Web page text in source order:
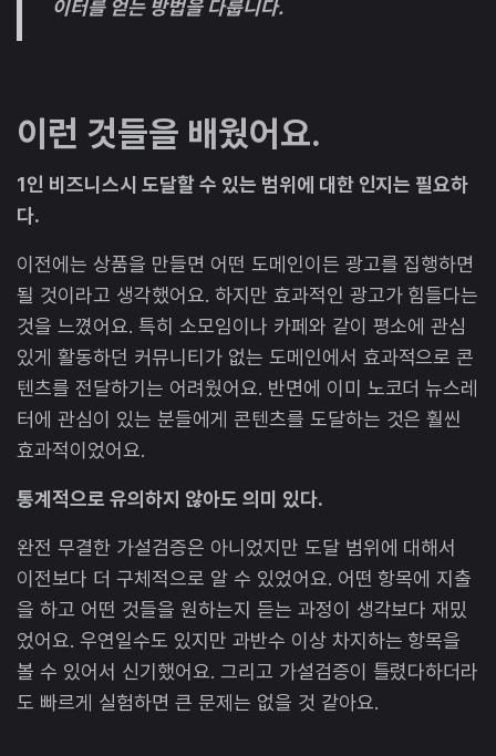
이터를 얻는 방법을 다룹니다.
이런 것들을 배웠어요.
1인 비즈니스시 도달할 수 있는 범위에 대한 인지는 필요하
다.
이전에는 상품을 만들면 어떤 도메인이든 광고를 집행하면
될 것이라고 생각했어요. 하지만 효과적인 광고가 힘들다는
것을 느꼈어요. 특히 소모임이나 카페와 같이 평소에 관심
있게 활동하던 커뮤니티가 없는 도메인에서 효과적으로 콘
텐츠를 전달하기는 어려웠어요. 반면에 이미 노코더 뉴스레
터에 관심이 있는 분들에게 콘텐츠를 도달하는 것은 훨씬
효과적이었어요.
통계적으로 유의하지 않아도 의미 있다.
완전 무결한 가설검증은 아니었지만 도달 범위에 대해서
이전보다 더 구체적으로 알 수 있었어요. 어떤 항목에 지출
을 하고 어떤 것들을 원하는지 듣는 과정이 생각보다 재밌
었어요. 우연일수도 있지만 과반수 이상 차지하는 항목을
볼 수 있어서 신기했어요. 그리고 가설검증이 틀렸다하더라
도 빠르게 실험하면 큰 문제는 없을 것 같아요.